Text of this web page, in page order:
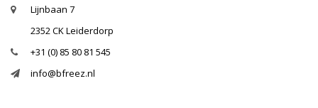
Lijnbaan 7
2352 CK Leiderdorp
+31 (0) 85 80 81 545
info@bfreez.nl